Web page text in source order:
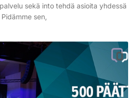
sekä into tehdä asioita yhdessä
sen,